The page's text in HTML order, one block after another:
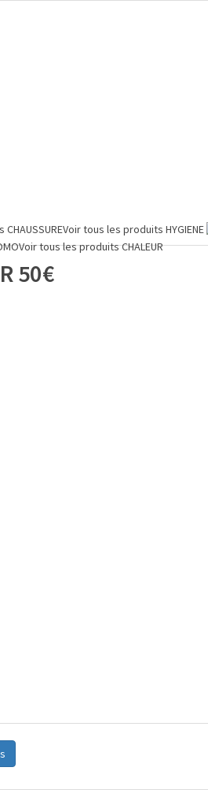
CHAUSSUREVoir tous les produits HYGIENE
Voir tous les produitsCHALEUR
50€